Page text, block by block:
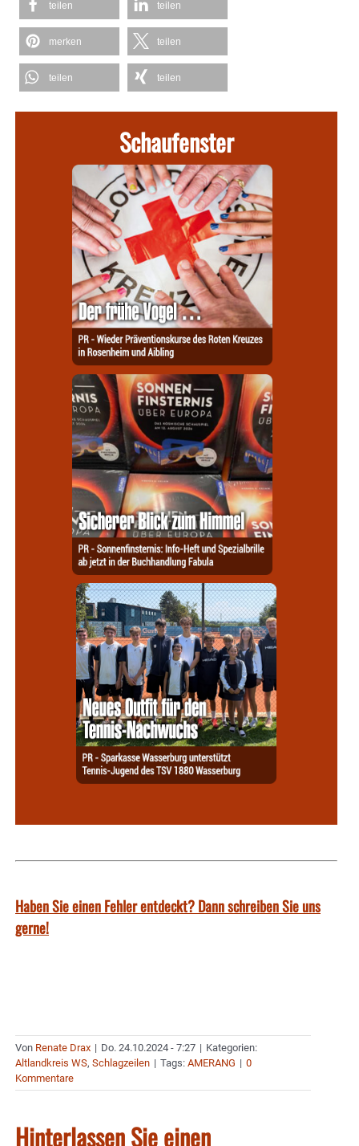
teilen teilen
merken teilen
teilen teilen
Schaufenster
Haben Sie einen Fehler entdeckt? Dann schreiben Sie uns
gerne!
Von Renate Drax | Do. 24.10.2024 - 7:27 | Kategorien:
Altlandkreis WS, Schlagzeilen | Tags: AMERANG | 0
Kommentare
Hinterlassen Sie einen